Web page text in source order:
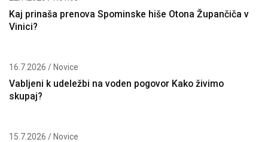
Kaj prinaša prenova Spominske hiše Otona Župančiča v
Vinici?
16.7.2026 / Novice
Vabljeni k udeležbi na voden pogovor Kako živimo
skupaj?
15.7.2026 / Novice